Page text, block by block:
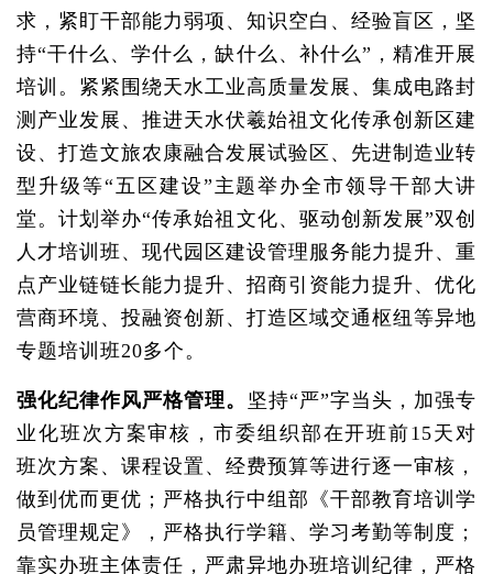
求，紧盯干部能力弱项、知识空白、经验盲区，坚
持“干什么、学什么，缺什么、补什么”，精准开展
培训。紧紧围绕天水工业高质量发展、集成电路封
测产业发展、推进天水伏羲始祖文化传承创新区建
设、打造文旅农康融合发展试验区、先进制造业转
型升级等“五区建设”主题举办全市领导干部大讲
堂。计划举办“传承始祖文化、驱动创新发展”双创
人才培训班、现代园区建设管理服务能力提升、重
点产业链链长能力提升、招商引资能力提升、优化
营商环境、投融资创新、打造区域交通枢纽等异地
专题培训班20多个。
强化纪律作风严格管理。 坚持“严”字当头，加强专
业化班次方案审核，市委组织部在开班前15天对
班次方案、课程设置、经费预算等进行逐一审核，
做到优而更优；严格执行中组部《干部教育培训学
员管理规定》，严格执行学籍、学习考勤等制度；
靠实办班主体责任，严肃异地办班培训纪律，严格